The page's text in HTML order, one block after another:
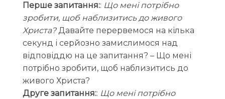
Перше запитання:: Що мені потрібно
зробити, щоб наблизитись до живого
Христа?Давайте перервемося на кілька
секунд і серйозно замислимося над
відповіддю на це запитання? – Що мені
потрібно зробити, щоб наблизитись до
живого Христа?
Друге запитання:: Що мені потрібно